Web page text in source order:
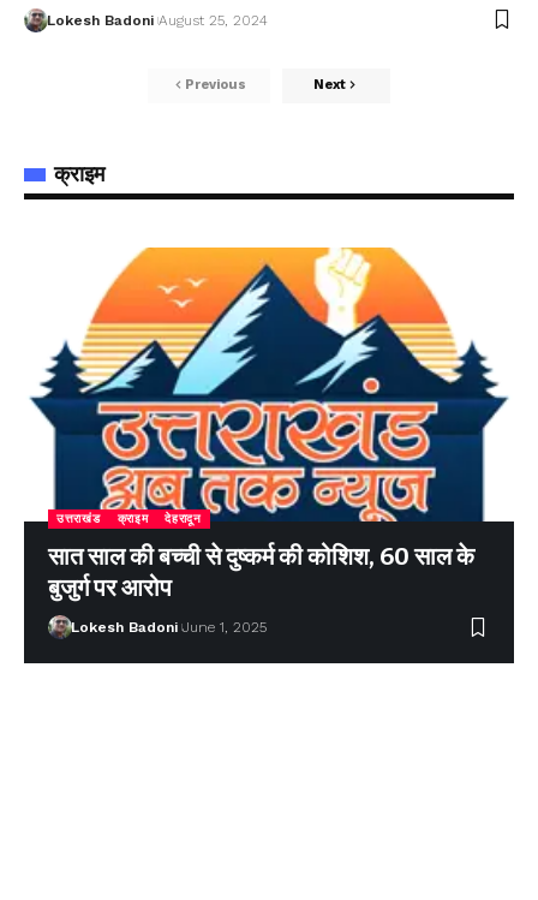
Lokesh Badoni August 25, 2024
Previous Next
क्राइम
उत्तराखंड क्राइम देहरादून
सात साल की बच्ची से दुष्कर्म की कोशिश, 60 साल के
बुजुर्ग पर आरोप
Lokesh Badoni June 1, 2025